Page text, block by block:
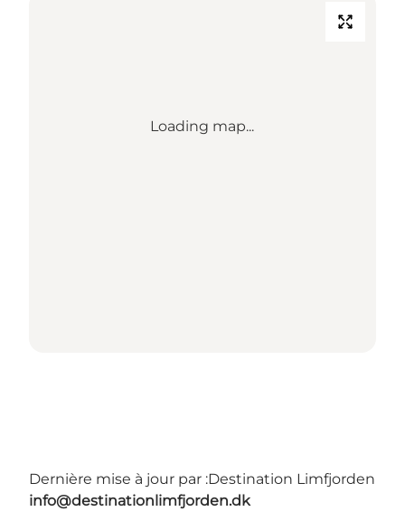
Loading map...
Dernière mise à jour par :Destination Limfjorden
info@destinationlimfjorden.dk